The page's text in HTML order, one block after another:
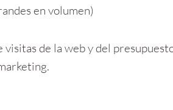
en volumen)
de la web y del